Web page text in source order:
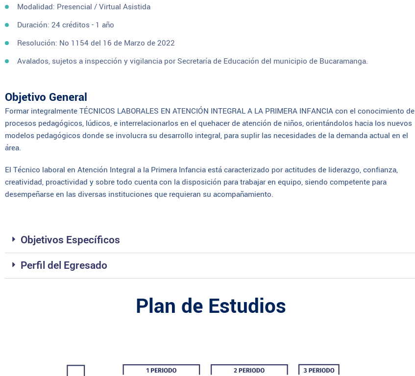
Modalidad: Presencial / Virtual Asistida
Duración: 24 créditos - 1 año
Resolución: No 1154 del 16 de Marzo de 2022
Avalados, sujetos a inspección y vigilancia por Secretaría de Educación del municipio de Bucaramanga.
Objetivo General
Formar integralmente TÉCNICOS LABORALES EN ATENCIÓN INTEGRAL A LA PRIMERA INFANCIA con el conocimiento de
procesos pedagógicos, lúdicos, e interrelacionarlos en el quehacer de atención de niños, orientándolos hacia los nuevos
modelos pedagógicos donde se involucra su desarrollo integral, para suplir las necesidades de la demanda actual en el
área.
El Técnico laboral en Atención Integral a la Primera Infancia está caracterizado por actitudes de liderazgo, confianza,
creatividad, proactividad y sobre todo cuenta con la disposición para trabajar en equipo, siendo competente para
desempeñarse en las diversas instituciones que requieran su acompañamiento.
Objetivos Específicos
Perfil del Egresado
Plan de Estudios